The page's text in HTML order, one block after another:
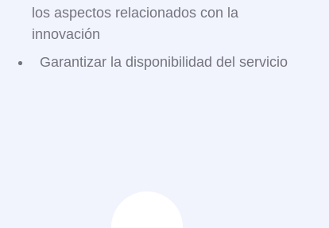
los aspectos relacionados con la
innovación
Garantizar la disponibilidad del servicio